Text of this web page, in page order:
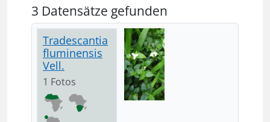
3 Datensätze gefunden
Tradescantia
fluminensis
Vell.
1 Fotos